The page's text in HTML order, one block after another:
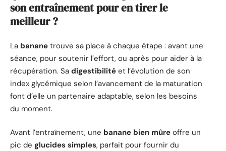
son entraînement pour en tirer le
meilleur ?
La banane trouve sa place à chaque étape : avant une
séance, pour soutenir l’effort, ou après pour aider à la
récupération. Sa digestibilité et l’évolution de son
index glycémique selon l’avancement de la maturation
font d’elle un partenaire adaptable, selon les besoins
du moment.
Avant l’entraînement, une banane bien mûre offre un
pic de glucides simples, parfait pour fournir du